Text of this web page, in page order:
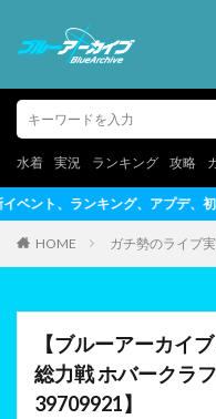
水着 実況 ランキング 攻略
～上級者向けテクニックまで完
HOME ガチ勢のライブ
【ブルーアーカイ
総力戦 ホバークラ
39709921】